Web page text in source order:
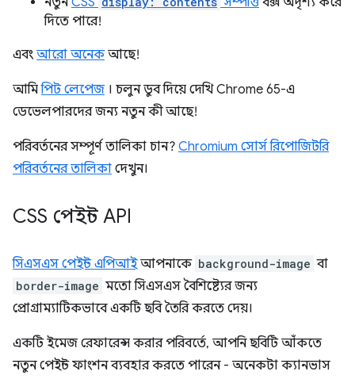
দিতে পারে!
এবং আরো অনেকআছে!
আমিপিট লেপেজ । চলুন ডুব দিয়ে দেখি Chrome 65-এ
ডেভেলপারদের জন্য নতুন কী আছে!
পরিবর্তনের সম্পূর্ণ তালিকা চান? Chromium সোর্স রিপোজিটরি
পরিবর্তনের তালিকা দেখুন।
CSS পেইন্ট API
সিএসএস পেইন্ট এপিআইআপনাকে background-image বা
border-image মতো সিএসএস বৈশিষ্ট্যের জন্য
প্রোগ্রাম্যাটিকভাবে একটি ছবি তৈরি করতে দেয়।
একটি ইমেজ রেফারেন্স করার পরিবর্তে, আপনি ছবিটি আঁকতে
নতুন পেইন্ট ফাংশন ব্যবহার করতে পারেন - অনেকটা ক্যানভাস